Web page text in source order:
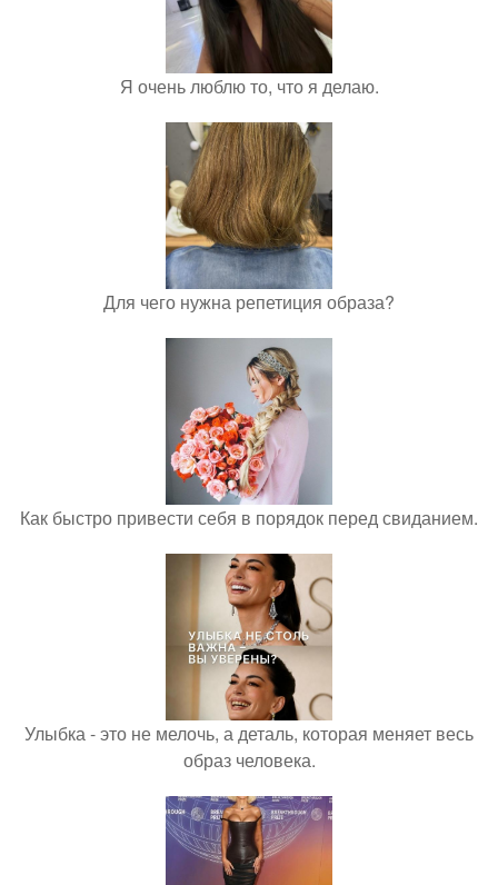
Я очень люблю то, что я делаю.
Для чего нужна репетиция образа?
Как быстро привести себя в порядок перед свиданием.
Улыбка - это не мелочь, а деталь, которая меняет весь
образ человека.